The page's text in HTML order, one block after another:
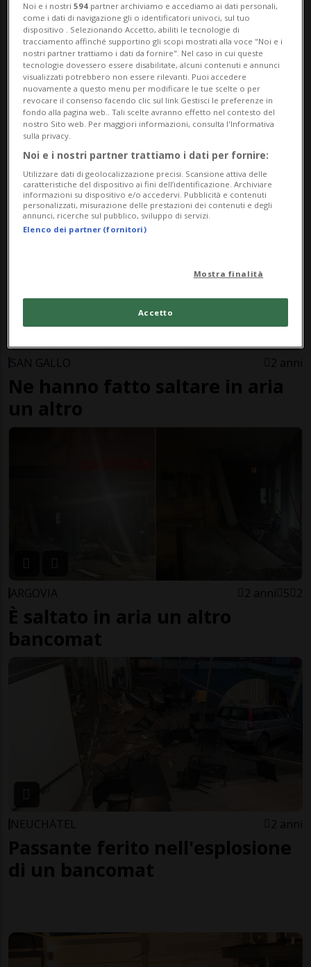
BERNA 1 anno
Fanno esplodere un bancomat,
ladri in fuga con il bottino
SAN GALLO 2 anni
Ne hanno fatto saltare in aria
un altro
ARGOVIA 2 anni 5 2
È saltato in aria un altro
bancomat
NEUCHÂTEL 2 anni
Passante ferito nell'esplosione
di un bancomat
Noi e i nostri594 partner archiviamo e accediamo ai dati personali,
come i dati di navigazione gli o identificatori univoci, sul tuo
dispositivo . Selezionando Accetto, abiliti le tecnologie di
tracciamento affinché supportino gli scopi mostrati alla voce "Noi e i
nostri partner trattiamo i dati da fornire". Nel caso in cui queste
tecnologie dovessero essere disabilitate, alcuni contenuti e annunci
visualizzati potrebbero non essere rilevanti. Puoi accedere
nuovamente a questo menu per modificare le tue scelte o per
revocare il consenso facendo clic sul link Gestisci le preferenze in
fondo alla pagina web.. Tali scelte avranno effetto nel contesto del
nostro Sito web. Per maggiori informazioni, consulta l'Informativa
sulla privacy.
Noi e i nostri partner trattiamo i dati per fornire:
Utilizzare dati di geolocalizzazione precisi. Scansione attiva delle
caratteristiche del dispositivo ai fini dell’identificazione. Archiviare
informazioni su dispositivo e/o accedervi. Pubblicità e contenuti
personalizzati, misurazione delle prestazioni dei contenuti e degli
annunci, ricerche sul pubblico, sviluppo di servizi.
Elenco dei partner (fornitori)
Mostra finalità
Accetto